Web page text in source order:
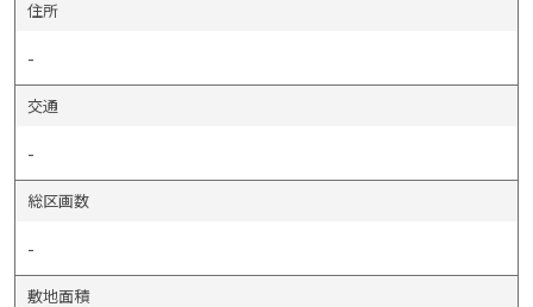
住所
-
交通
-
総区画数
-
敷地面積